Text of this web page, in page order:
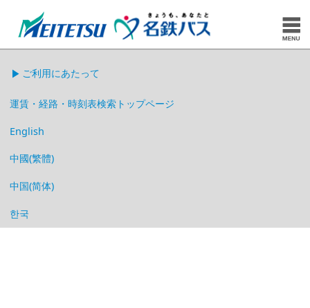
ご利用にあたって
運賃・経路・時刻表検索トップページ
English
中國(繁體)
中国(简体)
한국